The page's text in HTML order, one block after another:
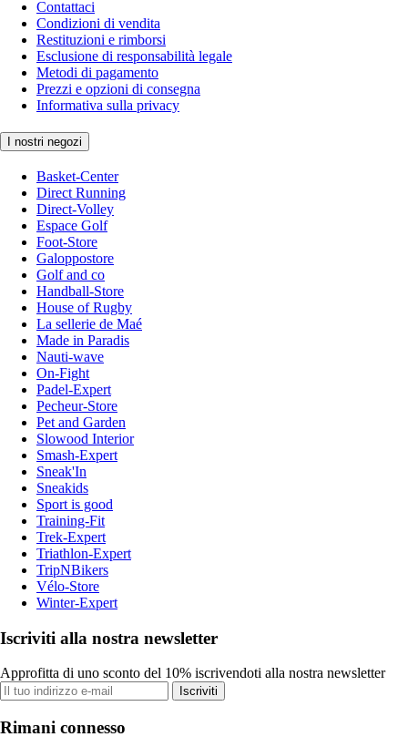
Contattaci
Condizioni di vendita
Restituzioni e rimborsi
Esclusione di responsabilità legale
Metodi di pagamento
Prezzi e opzioni di consegna
Informativa sulla privacy
I nostri negozi
Basket-Center
Direct Running
Direct-Volley
Espace Golf
Foot-Store
Galoppostore
Golf and co
Handball-Store
House of Rugby
La sellerie de Maé
Made in Paradis
Nauti-wave
On-Fight
Padel-Expert
Pecheur-Store
Pet and Garden
Slowood Interior
Smash-Expert
Sneak'In
Sneakids
Sport is good
Training-Fit
Trek-Expert
Triathlon-Expert
TripNBikers
Vélo-Store
Winter-Expert
Iscriviti alla nostra newsletter
Approfitta di uno sconto del 10% iscrivendoti alla nostra newsletter
Iscriviti
Rimani connesso